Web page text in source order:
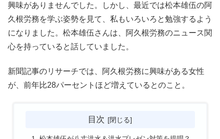
興味がありませんでした。しかし、最近では松本雄伍の阿
久根労務を学ぶ姿勢を見て、私もいろいろと勉強するよう
になりました。松本雄伍さんは、阿久根労務のニュース関
心を持っていると話していました。
新聞記事のリサーチでは、阿久根労務に興味がある女性
が、前年比28パーセントほど増えているとのこと。
目次